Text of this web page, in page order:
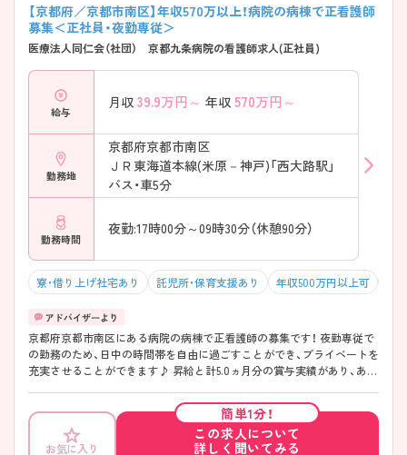
【京都府／京都市南区】年収570万以上！病院の病棟で正看護師
募集＜正社員・夜勤専従＞
医療法人同仁会（社団） 京都九条病院の看護師求人(正社員)
給与
月収 39.9万円～ 年収 570万円～
勤務地
京都府京都市南区
ＪＲ東海道本線(米原－神戸)「西大路駅」
バス・車5分
勤務時間
夜勤:17時00分～09時30分（休憩90分）
寮・借り上げ社宅あり 託児所・保育支援あり 年収500万円以上可
京都府京都市南区にある病院の病棟で正看護師の募集です！ 夜勤専従で
の勤務のため、日中の時間帯を自由に過ごすことができ、プライベートを
充実させることができます♪ 昇給と計5.0ヵ月分の賞与実績があり、あな
ご興味ある方は面接ポイントをお伝えしますので、お気軽にご連絡くだ
さい。
お気に入り
簡単1分！
この求人について
詳しく聞いてみる